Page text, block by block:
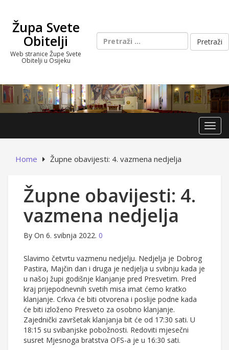
contentŽupa Svete
Obitelji
Web stranice Župe Svete
Obitelji u Osijeku
Pretraži:
Home Župne obavijesti: 4. vazmena nedjelja
Župne obavijesti: 4.
vazmena nedjelja
By On 6. svibnja 2022. 0
Slavimo četvrtu vazmenu nedjelju. Nedjelja je Dobrog
Pastira, Majčin dan i druga je nedjelja u svibnju kada je
u našoj župi godišnje klanjanje pred Presvetim. Pred
kraj prijepodnevnih svetih misa imat ćemo kratko
klanjanje. Crkva će biti otvorena i poslije podne kada
će biti izloženo Presveto za osobno klanjanje.
Zajednički završetak klanjanja bit će od 17:30 sati. U
18:15 su svibanjske pobožnosti. Redoviti mjesečni
susret Mjesnoga bratstva OFS-a je u 16:30 sati.